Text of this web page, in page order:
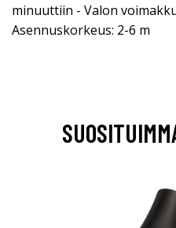
minuuttiin - Valon
Asennuskorkeus: 2-6 m